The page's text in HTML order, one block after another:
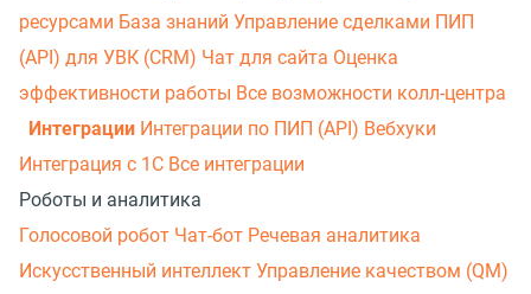
ресурсами База знаний Управление сделками ПИП
(API) для УВК (CRM) Чат для сайта Оценка
эффективности работы Все возможности колл-центра
Интеграции Интеграции по ПИП (API) Вебхуки
Интеграция с 1С Все интеграции
Роботы и аналитика
Голосовой робот Чат-бот Речевая аналитика
Искусственный интеллект Управление качеством (QM)